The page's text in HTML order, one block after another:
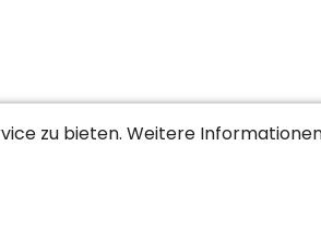
zu bieten. Weitere